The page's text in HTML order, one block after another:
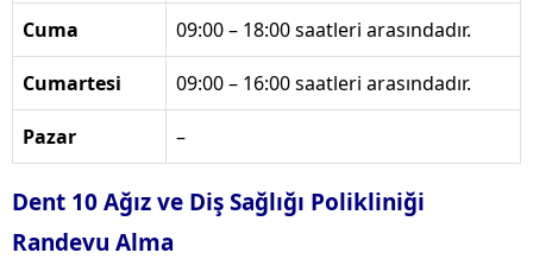
Cuma 09:00 – 18:00 saatleri arasındadır.
Cumartesi 09:00 – 16:00 saatleri arasındadır.
Pazar –
Dent 10 Ağız ve Diş Sağlığı Polikliniği
Randevu Alma